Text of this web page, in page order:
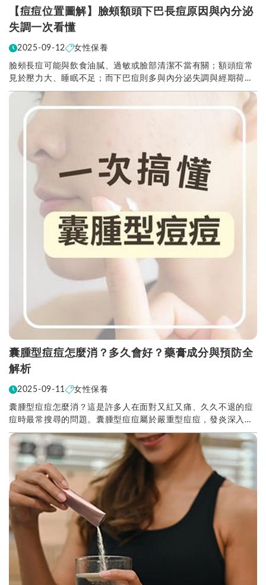
【痘痘位置圖解】臉頰額頭下巴長痘原因與內分泌
失調一次看懂
2025-09-12 女性保養
臉頰長痘可能與飲食油膩、過敏或臉部清潔不當有關；額頭痘常
見於壓力大、睡眠不足；而下巴痘則多與內分泌失調與經期荷爾
蒙變化有關。痘痘的位置不僅反映皮膚問題，更可能是...
囊腫型痘痘怎麼消？多久會好？藥膏成分與預防全
解析
2025-09-11 女性保養
囊腫型痘痘怎麼消？這是許多人在面對又紅又痛、久久不退的痘
痘時最常搜尋的問題。囊腫型痘痘屬於嚴重型痘痘，發炎深入真
皮層，不僅復原期長，還容易留下痘疤或色素沉澱。除...